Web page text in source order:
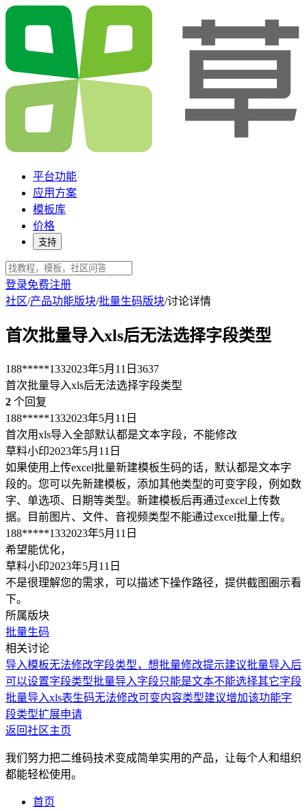
平台功能
应用方案
模板库
价格
支持
登录免费注册
社区/产品功能版块/批量生码版块/讨论详情
首次批量导入xls后无法选择字段类型
188*****1332023年5月11日 3637
首次批量导入xls后无法选择字段类型
2 个回复
188*****1332023年5月11日
首次用xls导入全部默认都是文本字段，不能修改
草料小印2023年5月11日
如果使用上传excel批量新建模板生码的话，默认都是文本字
段的。您可以先新建模板，添加其他类型的可变字段，例如数
字、单选项、日期等类型。新建模板后再通过excel上传数
据。目前图片、文件、音视频类型不能通过excel批量上传。
188*****1332023年5月11日
希望能优化，
草料小印2023年5月11日
不是很理解您的需求，可以描述下操作路径，提供截图圈示看
下。
所属版块
批量生码
相关讨论
导入模板无法修改字段类型，想批量修改提示建议批量导入后
可以设置字段类型批量导入字段只能是文本不能选择其它字段
批量导入xls表生码无法修改可变内容类型建议增加该功能字
段类型扩展申请
返回社区主页
我们努力把二维码技术变成简单实用的产品，让每个人和组织
都能轻松使用。
首页